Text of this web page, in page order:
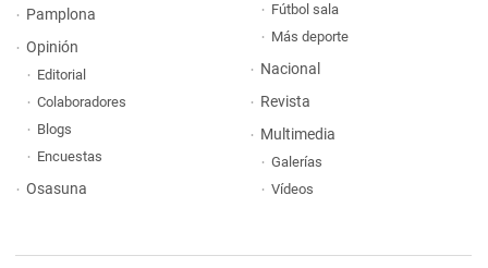
Pamplona
Opinión
Editorial
Colaboradores
Blogs
Encuestas
Osasuna
Fútbol sala
Más deporte
Nacional
Revista
Multimedia
Galerías
Vídeos